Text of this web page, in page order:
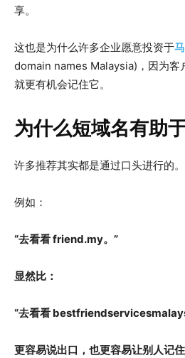
享。
这也是为什么许多企业愿意投资于
domain names Malaysia) ，因为
就更有机会记住它。
为什么短域名有助
许多推荐其实都是通过口头进行的。
例如：
“去看看 friend.my。”
显然比：
“去看看
更容易说出口，也更容易让别人记住